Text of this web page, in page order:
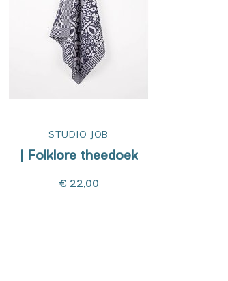
STUDIO JOB
| Folklore theedoek
€ 22,00